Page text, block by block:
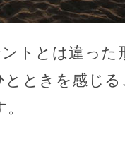
トとは違った
ときを感じ